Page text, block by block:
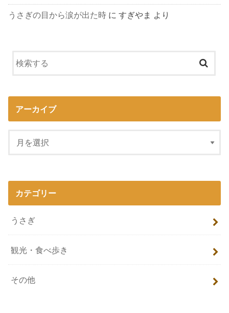
うさぎの目から涙が出た時 にすぎやま より
アーカイブ
カテゴリー
うさぎ
観光・食べ歩き
その他